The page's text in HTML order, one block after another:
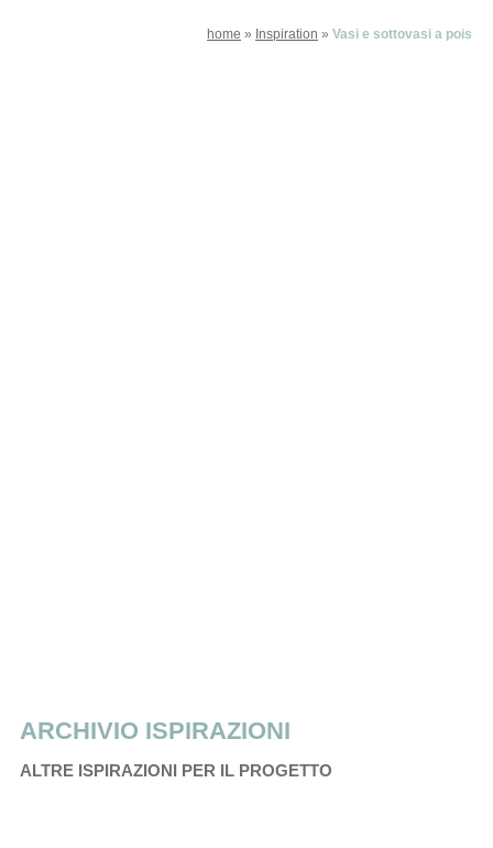
home » Inspiration »Vasi e sottovasi a pois
ARCHIVIO ISPIRAZIONI
ALTRE ISPIRAZIONI PER IL PROGETTO